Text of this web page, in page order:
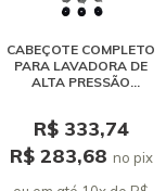
CABEÇOTE COMPLETO
PARA LAVADORA DE
ALTA PRESSÃO
R$ 333,74
R$ 283,68 no pix